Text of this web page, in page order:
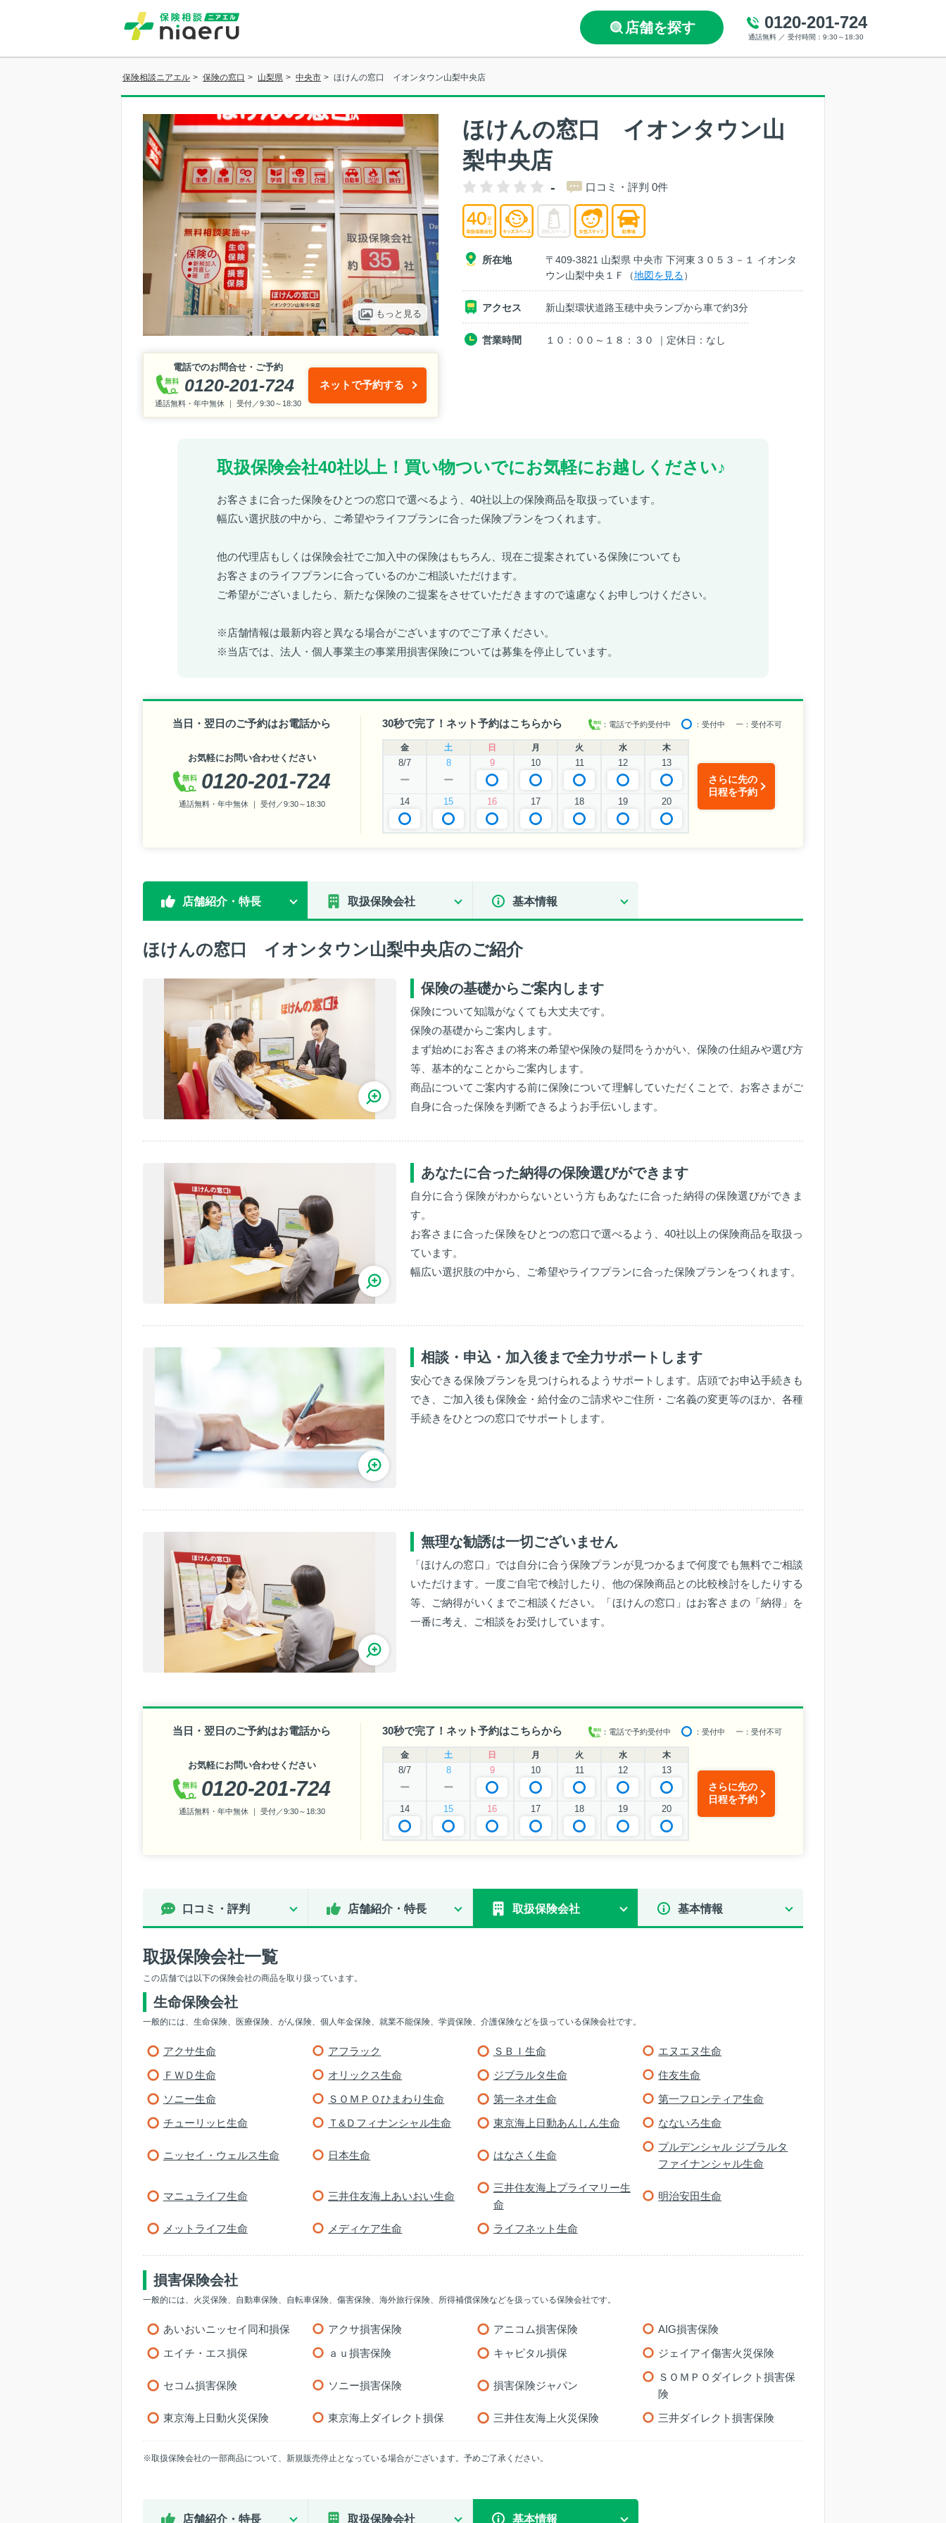
店舗を探す 0120-201-724
通話無料 ／ 受付時間：9:30～18:30
保険相談ニアエル > 保険の窓口 > 山梨県 > 中央市 > ほけんの窓口 イオンタウン山梨中央店
もっと見る
電話でのお問合せ・ご予約
0120-201-724
通話無料・年中無休 ｜ 受付／9:30～18:30
ネットで予約する
ほけんの窓口 イオンタウン山
梨中央店
- 口コミ・評判 0件
所在地
〒409-3821 山梨県 中央市 下河東３０５３－１ イオンタ
ウン山梨中央１Ｆ（地図を見る）
アクセス 新山梨環状道路玉穂中央ランプから車で約3分
営業時間 １０：００～１８：３０ ｜定休日：なし
取扱保険会社40社以上！買い物ついでにお気軽にお越しください♪
お客さまに合った保険をひとつの窓口で選べるよう、40社以上の保険商品を取扱っています。
幅広い選択肢の中から、ご希望やライフプランに合った保険プランをつくれます。
他の代理店もしくは保険会社でご加入中の保険はもちろん、現在ご提案されている保険についても
お客さまのライフプランに合っているのかご相談いただけます。
ご希望がございましたら、新たな保険のご提案をさせていただきますので遠慮なくお申しつけください。
※店舗情報は最新内容と異なる場合がございますのでご了承ください。
※当店では、法人・個人事業主の事業用損害保険については募集を停止しています。
当日・翌日のご予約はお電話から
お気軽にお問い合わせください
0120-201-724
通話無料・年中無休 ｜ 受付／9:30～18:30
30秒で完了！ネット予約はこちらから ：電話で予約受付中 ：受付中 ー ：受付不可
金 土 日 月 火 水 木
8/7 8 9 10 11 12 13
ー ー
14 15 16 17 18 19 20
さらに先の
日程を予約
店舗紹介・特長 取扱保険会社 基本情報
ほけんの窓口 イオンタウン山梨中央店のご紹介
保険の基礎からご案内します
保険について知識がなくても大丈夫です。
保険の基礎からご案内します。
まず始めにお客さまの将来の希望や保険の疑問をうかがい、保険の仕組みや選び方
等、基本的なことからご案内します。
商品についてご案内する前に保険について理解していただくことで、お客さまがご
自身に合った保険を判断できるようお手伝いします。
あなたに合った納得の保険選びができます
自分に合う保険がわからないという方もあなたに合った納得の保険選びができま
す。
お客さまに合った保険をひとつの窓口で選べるよう、40社以上の保険商品を取扱っ
ています。
幅広い選択肢の中から、ご希望やライフプランに合った保険プランをつくれます。
相談・申込・加入後まで全力サポートします
安心できる保険プランを見つけられるようサポートします。店頭でお申込手続きも
でき、ご加入後も保険金・給付金のご請求やご住所・ご名義の変更等のほか、各種
手続きをひとつの窓口でサポートします。
無理な勧誘は一切ございません
「ほけんの窓口」では自分に合う保険プランが見つかるまで何度でも無料でご相談
いただけます。一度ご自宅で検討したり、他の保険商品との比較検討をしたりする
等、ご納得がいくまでご相談ください。「ほけんの窓口」はお客さまの「納得」を
一番に考え、ご相談をお受けしています。
当日・翌日のご予約はお電話から
お気軽にお問い合わせください
0120-201-724
通話無料・年中無休 ｜ 受付／9:30～18:30
30秒で完了！ネット予約はこちらから ：電話で予約受付中 ：受付中 ー ：受付不可
金 土 日 月 火 水 木
8/7 8 9 10 11 12 13
ー ー
14 15 16 17 18 19 20
さらに先の
日程を予約
口コミ・評判 店舗紹介・特長 取扱保険会社 基本情報
取扱保険会社一覧
この店舗では以下の保険会社の商品を取り扱っています。
生命保険会社
一般的には、生命保険、医療保険、がん保険、個人年金保険、就業不能保険、学資保険、介護保険などを扱っている保険会社です。
アクサ生命 アフラック ＳＢＩ生命
エヌエヌ生命
ＦＷＤ生命
オリックス生命 ジブラルタ生命
住友生命
ソニー生命
ＳＯＭＰＯひまわり生命 第一ネオ生命
第一フロンティア生命
チューリッヒ生命
Ｔ&Ｄフィナンシャル生命 東京海上日動あんしん生命 なないろ生命
ニッセイ・ウェルス生命 日本生命 はなさく生命
プルデンシャル ジブラルタ
ファイナンシャル生命
マニュライフ生命 三井住友海上あいおい生命
三井住友海上プライマリー生
命
明治安田生命
メットライフ生命 メディケア生命 ライフネット生命
損害保険会社
一般的には、火災保険、自動車保険、自転車保険、傷害保険、海外旅行保険、所得補償保険などを扱っている保険会社です。
あいおいニッセイ同和損保 アクサ損害保険 アニコム損害保険
AIG損害保険
エイチ・エス損保
ａｕ損害保険 キャピタル損保 ジェイアイ傷害火災保険
セコム損害保険 ソニー損害保険 損害保険ジャパン
ＳＯＭＰＯダイレクト損害保
険
東京海上日動火災保険
東京海上ダイレクト損保 三井住友海上火災保険 三井ダイレクト損害保険
※取扱保険会社の一部商品について、新規販売停止となっている場合がございます。予めご了承ください。
店舗紹介・特長 取扱保険会社 基本情報